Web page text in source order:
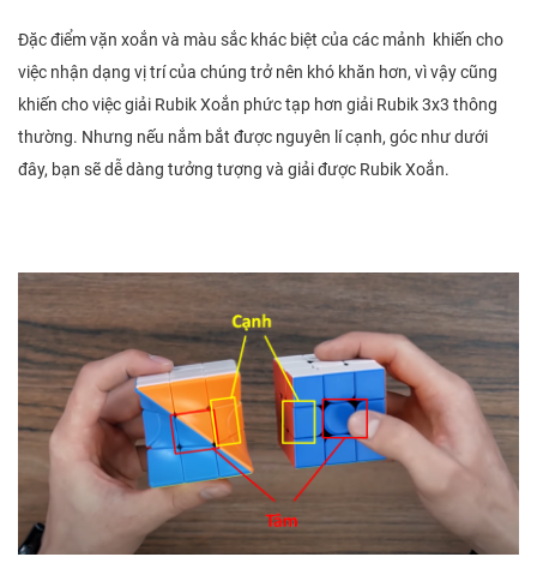
Đặc điểm vặn xoắn và màu sắc khác biệt của các mảnh khiến cho
việc nhận dạng vị trí của chúng trở nên khó khăn hơn, vì vậy cũng
khiến cho việc giải Rubik Xoắn phức tạp hơn giải Rubik 3x3 thông
thường. Nhưng nếu nắm bắt được nguyên lí cạnh, góc như dưới
đây, bạn sẽ dễ dàng tưởng tượng và giải được Rubik Xoắn.